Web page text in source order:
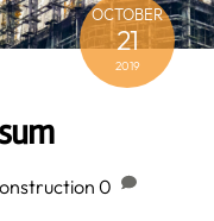
OCTOBER
21
2019
0